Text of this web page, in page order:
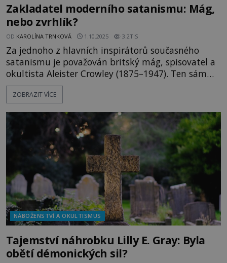
Zakladatel moderního satanismu: Mág,
nebo zvrhlík?
OD KAROLÍNA TRNKOVÁ 1.10.2025 3.2TIS
Za jednoho z hlavních inspirátorů současného
satanismu je považován britský mág, spisovatel a
okultista Aleister Crowley (1875–1947). Ten sám
sebe označuje za Antikrista či Bestii 666. Během
svého života se stává členem několika tajných
templi orientis (Řádu východního chrámu) a sám
také založí vlastní spolky. Co však vymyslel tak
ďábelského, že býv
ZOBRAZIT VÍCE
NÁBOŽENSTVÍ A OKULTISMUS
Tajemství náhrobku Lilly E. Gray: Byla
obětí démonických sil?